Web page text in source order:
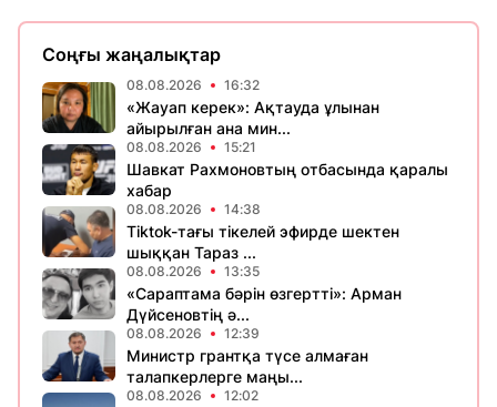
Соңғы жаңалықтар
08.08.2026 16:32
«Жауап керек»: Ақтауда ұлынан
айырылған ана мин...
08.08.2026 15:21
Шавкат Рахмоновтың отбасында қаралы
хабар
08.08.2026 14:38
Tiktok-тағы тікелей эфирде шектен
шыққан Тараз ...
08.08.2026 13:35
«Сараптама бәрін өзгертті»: Арман
Дүйсеновтің ә...
08.08.2026 12:39
Министр грантқа түсе алмаған
талапкерлерге маңы...
08.08.2026 12:02